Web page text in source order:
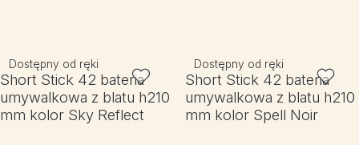
Dostępny od ręki
Short Stick 42 bateria
umywalkowa z blatu h210
mm kolor Sky Reflect
Dostępny od ręki
Short Stick 42 bateria
umywalkowa z blatu h210
mm kolor Spell Noir